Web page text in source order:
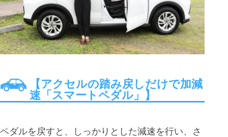
【アクセルの踏み戻しだけで加減
速「スマートペダル」】
ペダルを戻すと、しっかりとした減速を行い、さ